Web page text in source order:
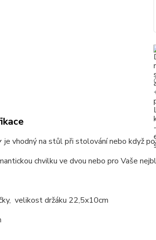
je vhodný na stůl při stolování nebo když
chvilku ve dvou nebo pro Vaše
velikost držáku 22,5x10cm